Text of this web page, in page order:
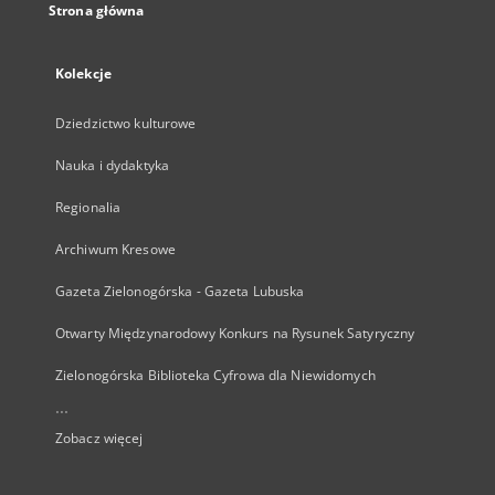
Strona główna
Kolekcje
Dziedzictwo kulturowe
Nauka i dydaktyka
Regionalia
Archiwum Kresowe
Gazeta Zielonogórska - Gazeta Lubuska
Otwarty Międzynarodowy Konkurs na Rysunek Satyryczny
Zielonogórska Biblioteka Cyfrowa dla Niewidomych
...
Zobacz więcej